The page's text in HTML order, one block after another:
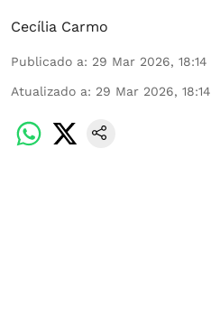
Cecília Carmo
Publicado a: 29 Mar 2026, 18:14
Atualizado a: 29 Mar 2026, 18:14